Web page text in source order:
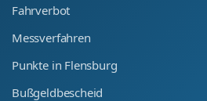
Fahrverbot
Messverfahren
Punkte in Flensburg
Bußgeldbescheid